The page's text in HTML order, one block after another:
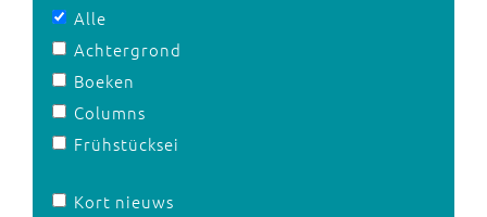
Alle
Achtergrond
Boeken
Columns
Frühstücksei
Kort nieuws